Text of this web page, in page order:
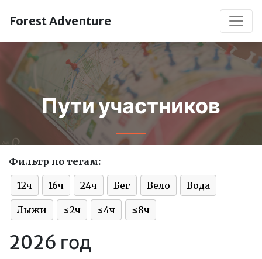
Forest Adventure
Пути участников
Фильтр по тегам:
12ч 16ч 24ч Бег Вело Вода
Лыжи ≤2ч ≤4ч ≤8ч
2026 год